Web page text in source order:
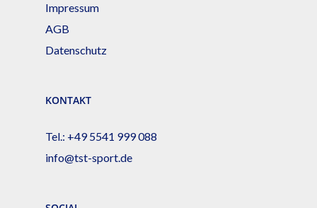
Impressum
AGB
Datenschutz
KONTAKT
Tel.: +49 5541 999 088
info@tst-sport.de